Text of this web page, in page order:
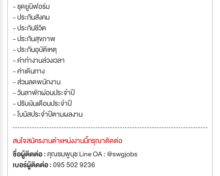
- ชุดยูนิฟอร์ม
- ประกันสังคม
- ประกันชีวิต
- ประกันสุขภาพ
- ประกันอุบัติเหตุ
- ค่าทำงานล่วงเวลา
- ค่าเดินทาง
- ส่วนลดพนักงาน
- วันลาพักผ่อนประจำปี
- ปรับเงินเดือนประจำปี
- โบนัสประจำปีตามผลงาน
สนใจสมัครงานตำแหน่งงานนี้กรุณาติดต่อ
ชื่อผู้ติดต่อ :คุณชมพูนุช Line OA : @swgjobs
เบอร์ผู้ติดต่อ :095 502 9236